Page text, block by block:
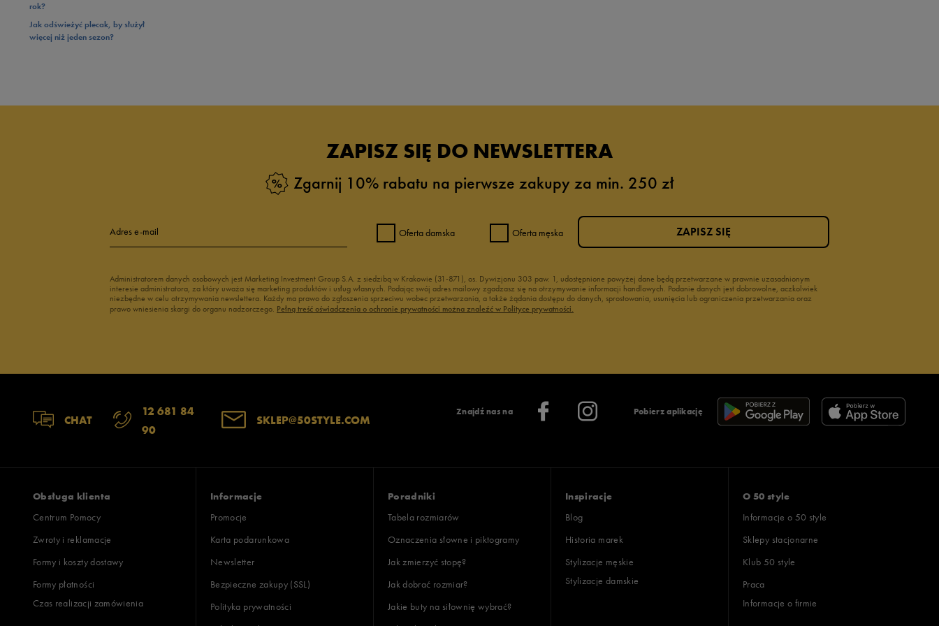
rok?
Jak odświeżyć plecak, by służył
więcej niż jeden sezon?
ZAPISZ SIĘ DO NEWSLETTERA
Zgarnij 10% rabatu na pierwsze zakupy za min. 250 zł
Adres e-mail Oferta damska Oferta męska
Administratorem danych osobowych jest Marketing Investment Group S.A. z siedzibą w Krakowie (31-871), os. Dywizjonu 303 paw. 1, udostępnione powyżej dane będą przetwarzane w prawnie uzasadnionym
interesie administratora, za który uważa się marketing produktów i usług własnych. Podając swój adres mailowy zgadzasz się na otrzymywanie informacji handlowych. Podanie danych jest dobrowolne, aczkolwiek
niezbędne w celu otrzymywania newslettera. Każdy ma prawo do zgłoszenia sprzeciwu wobec przetwarzania, a także żądania dostępu do danych, sprostowania, usunięcia lub ograniczenia przetwarzania oraz
prawo wniesienia skargi do organu nadzorczego. Pełną treść oświadczenia o ochronie prywatności można znaleźć w Polityce prywatności.
ZAPISZ SIĘ
CHAT
12 681 84
90
SKLEP@50STYLE.COM
Znajdź nas na Pobierz aplikację
Obsługa klienta
Centrum Pomocy
Zwroty i reklamacje
Formy i koszty dostawy
Formy płatności
Czas realizacji zamówienia
Informacje
Promocje
Karta podarunkowa
Newsletter
Bezpieczne zakupy (SSL)
Polityka prywatności
Poradniki
Tabela rozmiarów
Oznaczenia słowne i piktogramy
Jak zmierzyć stopę?
Jak dobrać rozmiar?
Jakie buty na siłownię wybrać?
Inspiracje
Blog
Historia marek
Stylizacje męskie
Stylizacje damskie
O 50 style
Informacje o 50 style
Sklepy stacjonarne
Klub 50 style
Praca
Informacje o firmie